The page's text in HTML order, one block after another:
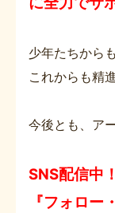
少年たちから
これからも精
今後とも、ア
SNS配信中！
『フォロ